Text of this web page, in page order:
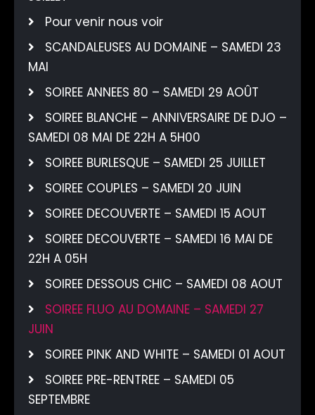
Pour venir nous voir
SCANDALEUSES AU DOMAINE – SAMEDI 23
MAI
SOIREE ANNEES 80 – SAMEDI 29 AOÛT
SOIREE BLANCHE – ANNIVERSAIRE DE DJO –
SAMEDI 08 MAI DE 22H A 5H00
SOIREE BURLESQUE – SAMEDI 25 JUILLET
SOIREE COUPLES – SAMEDI 20 JUIN
SOIREE DECOUVERTE – SAMEDI 15 AOUT
SOIREE DECOUVERTE – SAMEDI 16 MAI DE
22H A 05H
SOIREE DESSOUS CHIC – SAMEDI 08 AOUT
SOIREE FLUO AU DOMAINE – SAMEDI 27
JUIN
SOIREE PINK AND WHITE – SAMEDI 01 AOUT
SOIREE PRE-RENTREE – SAMEDI 05
SEPTEMBRE